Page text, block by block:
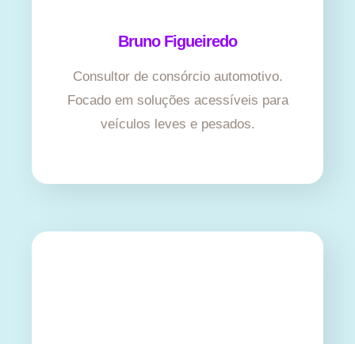
Bruno Figueiredo
Consultor de consórcio automotivo.
Focado em soluções acessíveis para
veículos leves e pesados.